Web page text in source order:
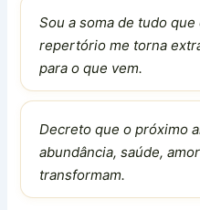
Sou a soma de tudo
repertório me torna
para o que vem.
Decreto que o próximo
abundância, saúde,
transformam.